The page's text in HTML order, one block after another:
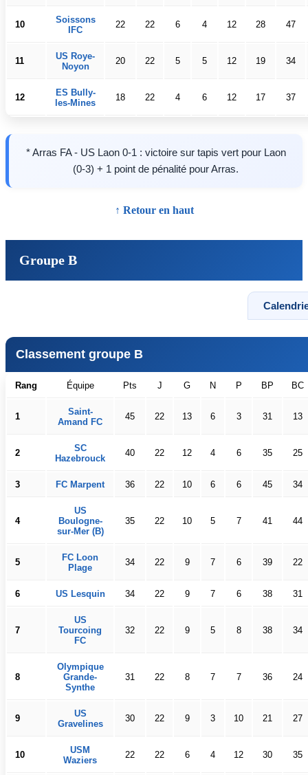
10
Soissons
IFC
22 22 6 4 12 28 47
11
US Roye-
Noyon
20 22 5 5 12 19 34
12
ES Bully-
les-Mines
18 22 4 6 12 17 37
* Arras FA - US Laon 0-1 : victoire sur tapis vert pour Laon
(0-3) + 1 point de pénalité pour Arras.
↑ Retour en haut
Groupe B
Classement groupe B
Rang Équipe Pts J G N P BP BC
1
Saint-
Amand FC
45 22 13 6 3 31 13
2
SC
Hazebrouck
40 22 12 4 6 35 25
3 FC Marpent 36 22 10 6 6 45 34
4
US
Boulogne-
sur-Mer (B)
35 22 10 5 7 41 44
5
FC Loon
Plage
34 22 9 7 6 39 22
6 US Lesquin 34 22 9 7 6 38 31
7
US
Tourcoing
FC
32 22 9 5 8 38 34
8
Olympique
Grande-
Synthe
31 22 8 7 7 36 24
9
US
Gravelines
30 22 9 3 10 21 27
10
USM
Waziers
22 22 6 4 12 30 35